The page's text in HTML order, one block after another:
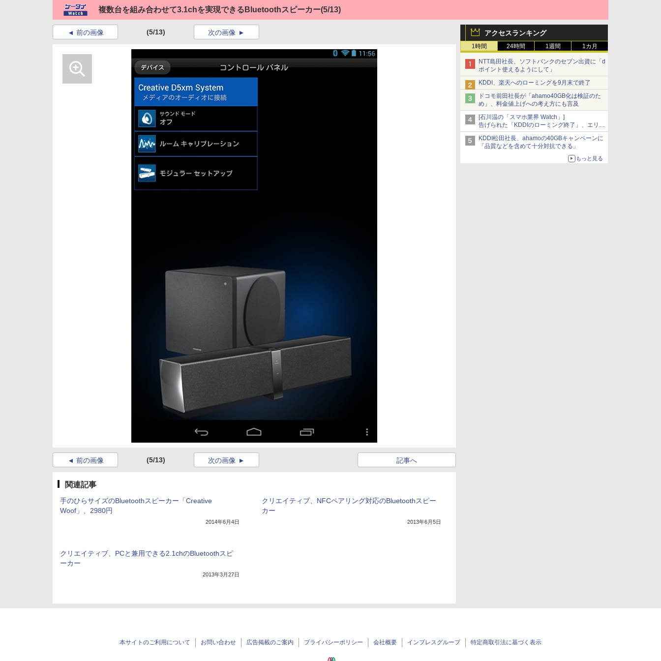
複数台を組み合わせて3.1chを実現できるBluetoothスピーカー(5/13)
アクセスランキング
1時間 24時間 1週間 1カ月
NTT島田社長、ソフトバンクのセブン出資に「d
ポイント使えるようにして」
KDDI、楽天へのローミングを9月末で終了
ドコモ前田社長が「ahamo40GB化は検証のた
め」、料金値上げへの考え方にも言及
[石川温の「スマホ業界 Watch」]
告げられた「KDDIのローミング終了」、エリア
マップの落とし穴と楽天モバイルの課題
KDDI松田社長、ahamoの40GBキャンペーンに
「品質などを含めて十分対抗できる」
もっと見る
前の画像 (5/13) 次の画像
前の画像 (5/13) 記事へ
次の画像
関連記事
手のひらサイズのBluetoothスピーカー「Creative
Woof」、2980円
2014年6月4日
クリエイティブ、NFCペアリング対応のBluetoothスピー
カー
2013年6月5日
クリエイティブ、PCと兼用できる2.1chのBluetoothスピ
ーカー
2013年3月27日
本サイトのご利用について お問い合わせ 広告掲載のご案内 プライバシーポリシー 会社概要 インプレスグループ 特定商取引法に基づく表示